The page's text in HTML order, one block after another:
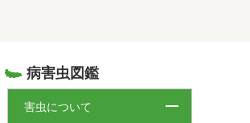
病害虫図鑑
害虫について